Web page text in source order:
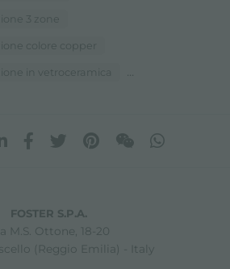
3 zone
colore copper
in vetroceramica ...
FOSTER S.P.A.
M.S. Ottone, 18-20
(Reggio Emilia) - Italy